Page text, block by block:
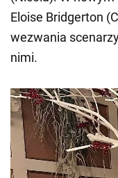
Eloise Bridgerton
wezwania
nimi.